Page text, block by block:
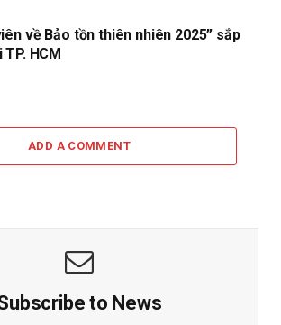
về Bảo tồn thiên nhiên 2025” sắp
HCM
ADD A COMMENT
to News